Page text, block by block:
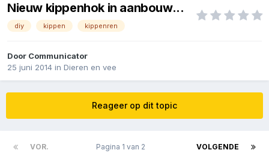
Nieuw kippenhok in aanbouw...
diy kippen kippenren
Door Communicator
25 juni 2014 in Dieren en vee
Reageer op dit topic
VOR. VOLGENDE
Pagina 1 van 2